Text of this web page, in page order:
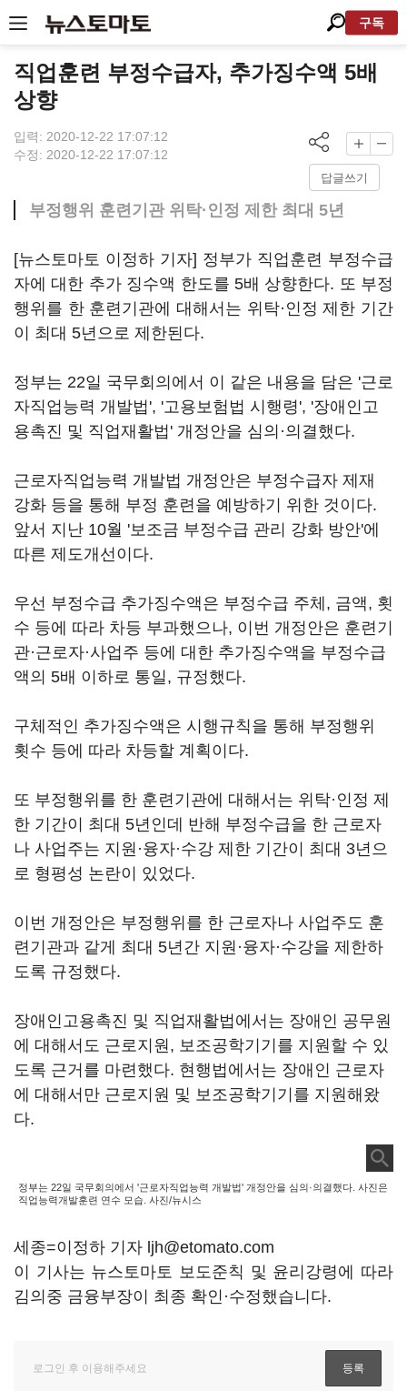
구독
직업훈련 부정수급자, 추가징수액 5배
상향
입력: 2020-12-22 17:07:12
수정: 2020-12-22 17:07:12
답글쓰기
부정행위 훈련기관 위탁·인정 제한 최대 5년
[뉴스토마토 이정하 기자] 정부가 직업훈련 부정수급
자에 대한 추가 징수액 한도를 5배 상향한다. 또 부정
행위를 한 훈련기관에 대해서는 위탁·인정 제한 기간
이 최대 5년으로 제한된다.
정부는 22일 국무회의에서 이 같은 내용을 담은 '근로
자직업능력 개발법', '고용보험법 시행령', '장애인고
용촉진 및 직업재활법' 개정안을 심의·의결했다.
근로자직업능력 개발법 개정안은 부정수급자 제재
강화 등을 통해 부정 훈련을 예방하기 위한 것이다.
앞서 지난 10월 '보조금 부정수급 관리 강화 방안'에
따른 제도개선이다.
우선 부정수급 추가징수액은 부정수급 주체, 금액, 횟
수 등에 따라 차등 부과했으나, 이번 개정안은 훈련기
관·근로자·사업주 등에 대한 추가징수액을 부정수급
액의 5배 이하로 통일, 규정했다.
구체적인 추가징수액은 시행규칙을 통해 부정행위
횟수 등에 따라 차등할 계획이다.
또 부정행위를 한 훈련기관에 대해서는 위탁·인정 제
한 기간이 최대 5년인데 반해 부정수급을 한 근로자
나 사업주는 지원·융자·수강 제한 기간이 최대 3년으
로 형평성 논란이 있었다.
이번 개정안은 부정행위를 한 근로자나 사업주도 훈
련기관과 같게 최대 5년간 지원·융자·수강을 제한하
도록 규정했다.
장애인고용촉진 및 직업재활법에서는 장애인 공무원
에 대해서도 근로지원, 보조공학기기를 지원할 수 있
도록 근거를 마련했다. 현행법에서는 장애인 근로자
에 대해서만 근로지원 및 보조공학기기를 지원해왔
다.
정부는 22일 국무회의에서 '근로자직업능력 개발법' 개정안을 심의·의결했다. 사진은
직업능력개발훈련 연수 모습. 사진/뉴시스
세종=이정하 기자 ljh@etomato.com
이 기사는 뉴스토마토 보도준칙 및 윤리강령에 따라
김의중 금융부장이 최종 확인·수정했습니다.